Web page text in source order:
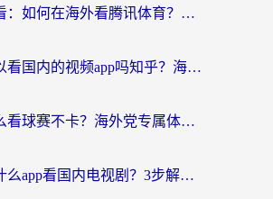
海外党必看：如何在海外看腾讯体育？解决赛事直播地区限制的终极指南
在国外可以看国内的视频app吗知乎？海外党亲测有效的追剧加速方案
在国外怎么看球赛不卡？海外党专属体育直播自由指南
在国外用什么app看国内电视剧？3步解决版权限制+卡顿难题